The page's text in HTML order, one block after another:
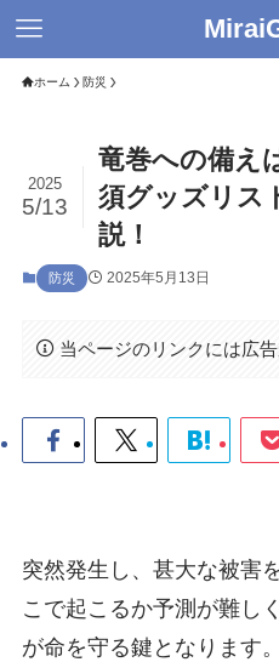
ホーム 防災
竜巻への備え
須グッズリス
説！
2025
5/13
防災 2025年5月13日
当ページのリンクには広
突然発生し、甚大な被害
こで起こるか予測が難し
が命を守る鍵となります